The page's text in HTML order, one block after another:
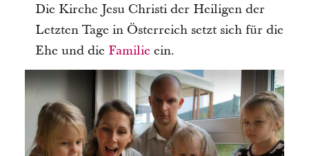
Die Kirche Jesu Christi der Heiligen der
Letzten Tage in Österreich setzt sich für die
Ehe und die Familie ein.